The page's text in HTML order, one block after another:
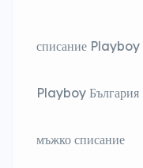
списание Playboy
Playboy България
мъжко списание